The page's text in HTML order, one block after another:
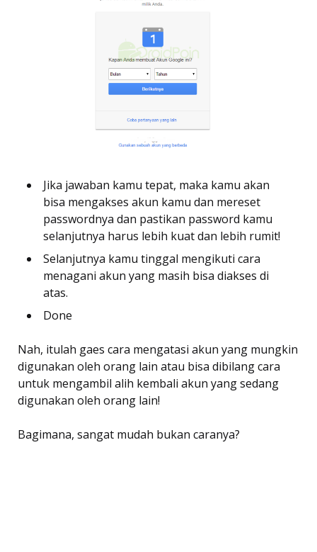
Jika jawaban kamu tepat, maka kamu akan
bisa mengakses akun kamu dan mereset
passwordnya dan pastikan password kamu
selanjutnya harus lebih kuat dan lebih rumit!
Selanjutnya kamu tinggal mengikuti cara
menagani akun yang masih bisa diakses di
atas.
Done
Nah, itulah gaes cara mengatasi akun yang mungkin
digunakan oleh orang lain atau bisa dibilang cara
untuk mengambil alih kembali akun yang sedang
digunakan oleh orang lain!
Bagimana, sangat mudah bukan caranya?